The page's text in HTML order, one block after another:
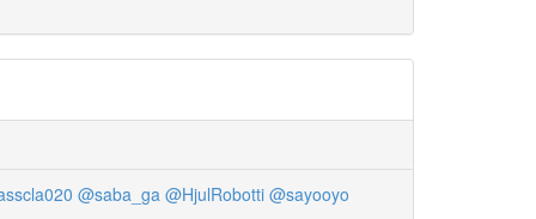
@saba_ga @HjulRobotti @sayooyo